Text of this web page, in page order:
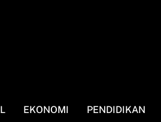
EKONOMI PENDIDIKAN